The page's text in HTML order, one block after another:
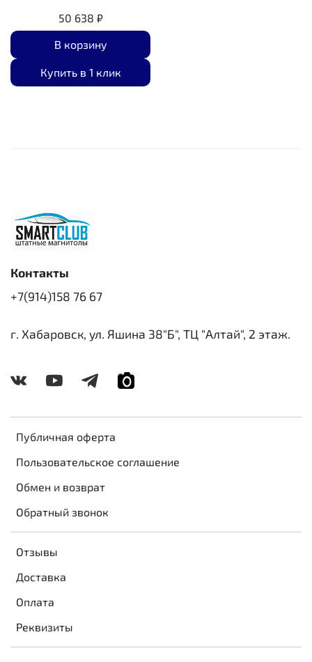
50 638 ₽
В корзину
Купить в 1 клик
Публичная оферта
Пользовательское соглашение
Обмен и возврат
Обратный звонок
Отзывы
Доставка
Оплата
Реквизиты
Контакты
+7(914)158 76 67
г. Хабаровск, ул. Яшина 38"Б", ТЦ "Алтай", 2 этаж.